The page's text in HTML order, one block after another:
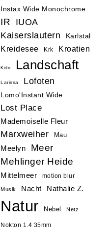
Instax Wide Monochrome
IR
IUOA
Kaiserslautern
Karlstal
Kreidesee Krk Kroatien
Köln Landschaft
Larissa Lofoten
Lomo'Instant Wide
Lost Place
Mademoiselle Fleur
Marxweiher Mau
Meelyn
Meer
Mehlinger Heide
Mittelmeer motion blur
Musik Nacht Nathalie Z.
Natur Nebel Netz
Nokton 1.4 35mm